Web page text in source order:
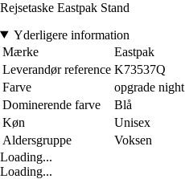
Rejsetaske Eastpak Stand
Yderligere information
Mærke
Eastpak
Leverandør reference K73537Q
Farve
opgrade night
Dominerende farve
Blå
Køn
Unisex
Aldersgruppe
Voksen
Loading...
Loading...